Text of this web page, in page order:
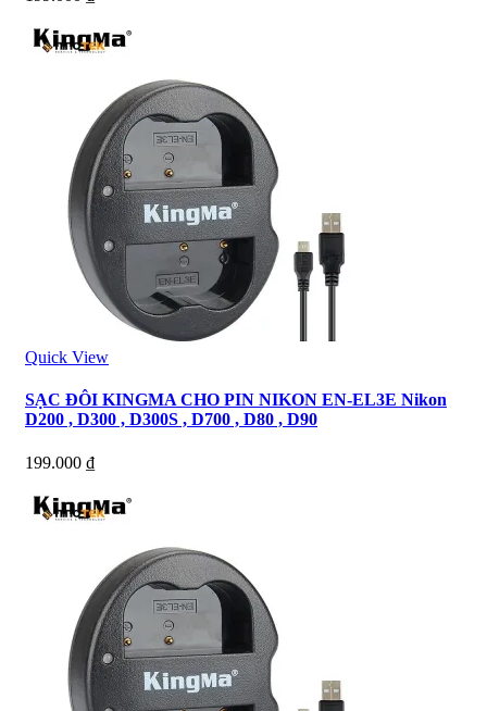
Quick View
SẠC ĐÔI KINGMA CHO PIN NIKON EN-EL3E Nikon
D200 , D300 , D300S , D700 , D80 , D90
199.000 ₫